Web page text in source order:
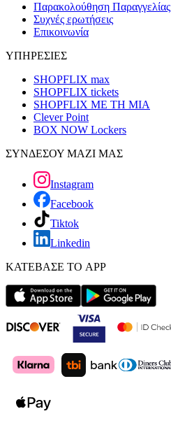
Παρακολούθηση Παραγγελίας
Συχνές ερωτήσεις
Επικοινωνία
ΥΠΗΡΕΣΙΕΣ
SHOPFLIX max
SHOPFLIX tickets
SHOPFLIX ΜΕ ΤΗ ΜΙΑ
Clever Point
BOX NOW Lockers
ΣΥΝΔΕΣΟΥ ΜΑΖΙ ΜΑΣ
Instagram
Facebook
Tiktok
Linkedin
ΚΑΤΕΒΑΣΕ ΤΟ APP